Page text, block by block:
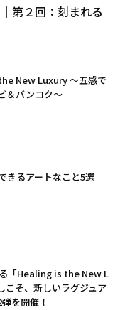
第２回：刻まれる
New Luxury ～五感で
＆バンコク～
きるアートなこと5選
「Healing is the New L
こそ、新しいラグジュア
を開催！